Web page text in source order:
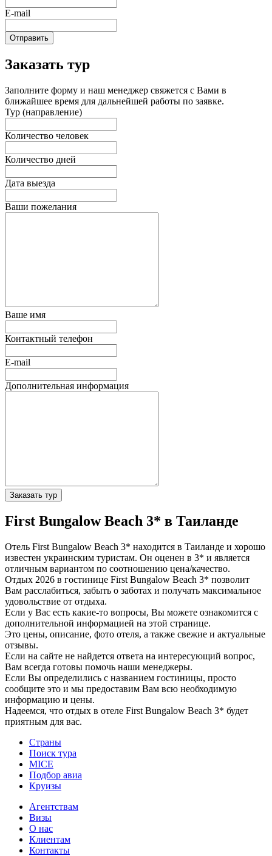
E-mail
Отправить
Заказать тур
Заполните форму и наш менеджер свяжется с Вами в
ближайшее время для дальнейшей работы по заявке.
Тур (направление)
Количество человек
Количество дней
Дата выезда
Ваши пожелания
Ваше имя
Контактный телефон
E-mail
Дополнительная информация
Заказать тур
First Bungalow Beach 3* в Таиланде
Отель First Bungalow Beach 3* находится в Таиланде и хорошо
известен украинским туристам. Он оценен в 3* и является
отличным вариантом по соотношению цена/качество.
Отдых 2026 в гостинице First Bungalow Beach 3* позволит
Вам расслабиться, забыть о заботах и получать максимальное
удовольствие от отдыха.
Если у Вас есть какие-то вопросы, Вы можете ознакомится с
дополнительной информацией на этой странице.
Это цены, описание, фото отеля, а также свежие и актуальные
отзывы.
Если на сайте не найдется ответа на интересующий вопрос,
Вам всегда готовы помочь наши менеджеры.
Если Вы определились с названием гостиницы, просто
сообщите это и мы предоставим Вам всю необходимую
информацию и цены.
Надеемся, что отдых в отеле First Bungalow Beach 3* будет
приятным для вас.
Страны
Поиск тура
MICE
Подбор авиа
Круизы
Агентствам
Визы
О нас
Клиентам
Контакты